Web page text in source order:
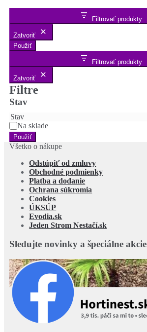
Filtrovať produkty
Zatvoriť
Použiť
Filtrovať produkty
Zatvoriť
Filtre
Stav
Stav
Na sklade
Použiť
Všetko o nákupe
Odstúpiť od zmluvy
Obchodné podmienky
Platba a dodanie
Ochrana súkromia
Cookies
ÚKSÚP
Evodia.sk
Jeden Strom Nestačí.sk
Sledujte novinky a špeciálne akcie